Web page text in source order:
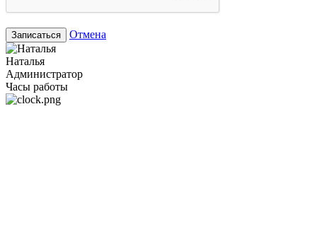
Записаться Отмена
Наталья
Администратор
Часы работы